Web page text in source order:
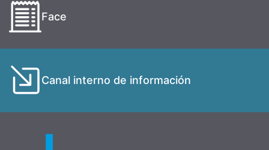
Face
Canal interno de información